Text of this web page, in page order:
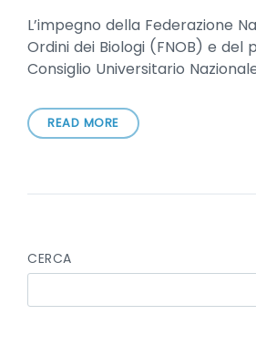
L’impegno della Federazione
Ordini dei Biologi (FNOB) e del
Consiglio Universitario
READ MORE
CERCA